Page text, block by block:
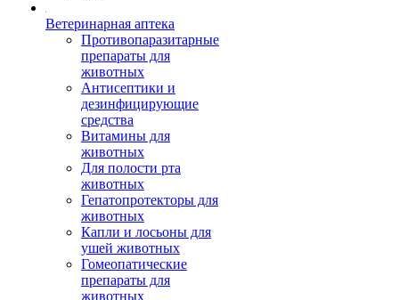
Ветеринарная аптека
Противопаразитарные
препараты для
животных
Антисептики и
дезинфицирующие
средства
Витамины для
животных
Для полости рта
животных
Гепатопротекторы для
животных
Капли и лосьоны для
ушей животных
Гомеопатические
препараты для
животных